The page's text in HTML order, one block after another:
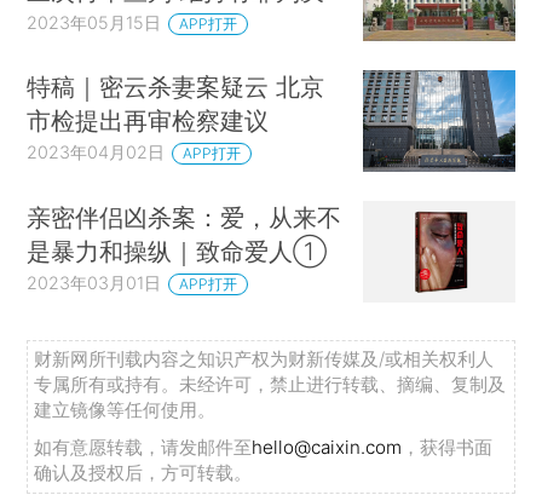
2023年05月15日 APP打开
特稿｜密云杀妻案疑云 北京
市检提出再审检察建议
2023年04月02日 APP打开
亲密伴侣凶杀案：爱，从来不
是暴力和操纵｜致命爱人①
2023年03月01日 APP打开
财新网所刊载内容之知识产权为财新传媒及/或相关权利人
专属所有或持有。未经许可，禁止进行转载、摘编、复制及
建立镜像等任何使用。
如有意愿转载，请发邮件至hello@caixin.com ，获得书面
确认及授权后，方可转载。